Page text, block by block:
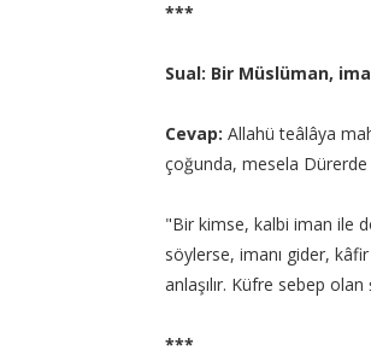
***
Sual: Bir Müslüman,
Cevap: Allahü teâlâya
çoğunda, mesela Dürerde
"Bir kimse, kalbi iman ile
söylerse, imanı gider,
anlaşılır. Küfre sebep
***